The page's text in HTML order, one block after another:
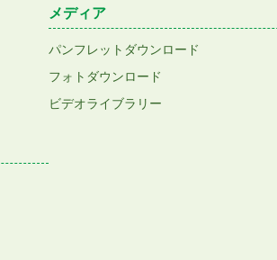
メディア
パンフレットダウンロード
フォトダウンロード
ビデオライブラリー